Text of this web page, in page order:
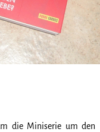
die Miniserie um den